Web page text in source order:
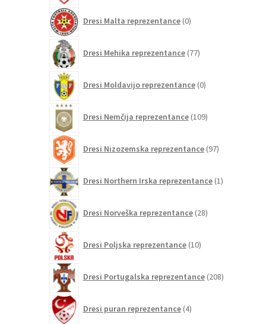
Dresi Malta reprezentance 0izdelkov
Dresi Mehika reprezentance 77izdelkov
Dresi Moldavijo reprezentance 0izdelkov
Dresi Nemčija reprezentance 109izdelkov
Dresi Nizozemska reprezentance 97izdelkov
Dresi Northern Irska reprezentance 1izdelek
Dresi Norveška reprezentance 28izdelkov
Dresi Poljska reprezentance 10izdelkov
Dresi Portugalska reprezentance 208izdelkov
Dresi puran reprezentance 4izdelki